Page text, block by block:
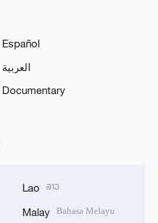
Español
العربية
Documentary
Lao ລາວ
Malay Bahasa Melayu